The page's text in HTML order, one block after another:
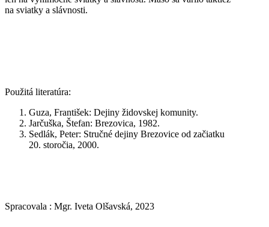
na sviatky a slávnosti.
Použitá literatúra:
Guza, František: Dejiny židovskej komunity.
Jarčuška, Štefan: Brezovica, 1982.
Sedlák, Peter: Stručné dejiny Brezovice od začiatku
20. storočia, 2000.
Spracovala : Mgr. Iveta Olšavská, 2023